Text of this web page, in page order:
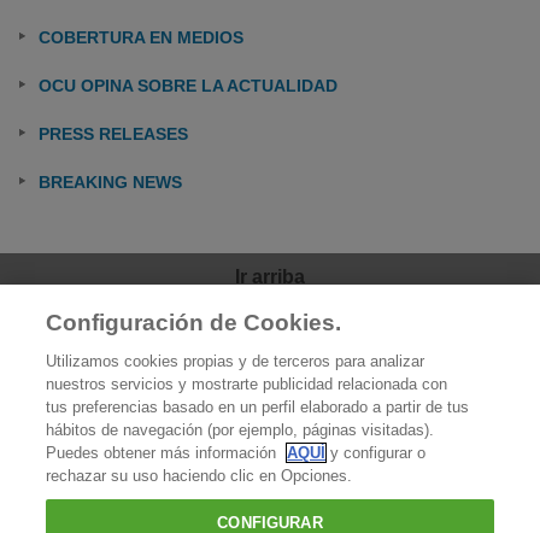
COBERTURA EN MEDIOS
OCU OPINA SOBRE LA ACTUALIDAD
PRESS RELEASES
BREAKING NEWS
Ir arriba
OCU
Quiénes somos
Qué hacemos
Contacto
Configuración de Cookies.
Utilizamos cookies propias y de terceros para analizar
nuestros servicios y mostrarte publicidad relacionada con
tus preferencias basado en un perfil elaborado a partir de tus
hábitos de navegación (por ejemplo, páginas visitadas).
Puedes obtener más información
AQUÍ y configurar o
rechazar su uso haciendo clic en Opciones.
CONFIGURAR